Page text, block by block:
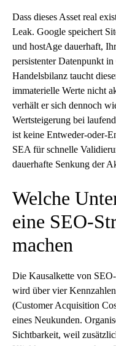
Dass dieses Asset real
Leak. Google speichert
und hostAge dauerhaft,
persistenter Datenpunkt
Handelsbilanz taucht
immaterielle Werte nicht
verhält er sich dennoch
Wertsteigerung bei
ist keine Entweder-oder-
SEA für schnelle
dauerhafte Senkung der
Welche
eine SEO-
machen
Die Kausalkette von
wird über vier
(Customer Acquisition
eines Neukunden.
Sichtbarkeit, weil